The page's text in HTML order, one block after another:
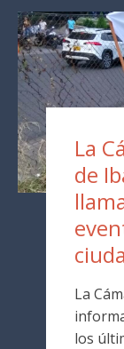
La
de
La
los